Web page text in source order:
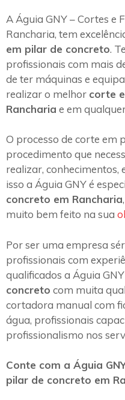
A Águia GNY – Cortes e
Rancharia, tem
em pilar de concreto.
profissionais com mais
de ter máquinas e
realizar o melhor corte
Rancharia e em
O processo de corte em
procedimento que
realizar, conhecimentos,
isso a Águia GNY é
concreto em Rancharia
muito bem feito na sua
Por ser uma empresa
profissionais com
qualificados a Águia
concreto com muita
cortadora manual com
água, profissionais
profissionalismo nos
Conte com a Águia
pilar de concreto em